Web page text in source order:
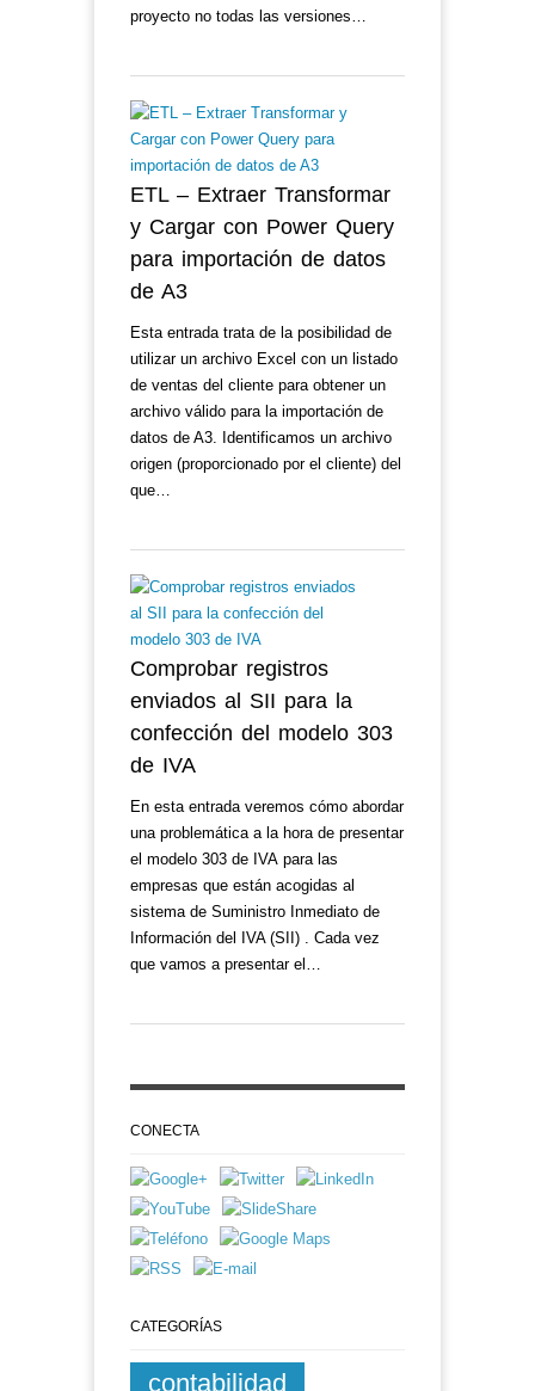
proyecto no todas las versiones…
ETL – Extraer Transformar
y Cargar con Power Query
para importación de datos
de A3
Esta entrada trata de la posibilidad de
utilizar un archivo Excel con un listado
de ventas del cliente para obtener un
archivo válido para la importación de
datos de A3. Identificamos un archivo
origen (proporcionado por el cliente) del
que…
Comprobar registros
enviados al SII para la
confección del modelo 303
de IVA
En esta entrada veremos cómo abordar
una problemática a la hora de presentar
el modelo 303 de IVA para las
empresas que están acogidas al
sistema de Suministro Inmediato de
Información del IVA (SII) . Cada vez
que vamos a presentar el…
CONECTA
CATEGORÍAS
contabilidad